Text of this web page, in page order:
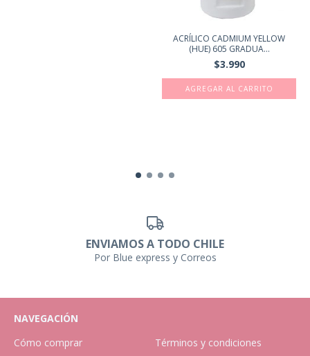
ACRÍLICO CADMIUM YELLOW
(HUE) 605 GRADUA...
$3.990
ENVIAMOS A TODO CHILE
Por Blue express y Correos
NAVEGACIÓN
Cómo comprar
Términos y condiciones